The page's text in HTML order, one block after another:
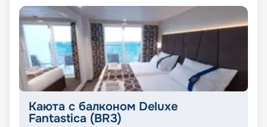
Каюта с балконом Deluxe
Fantastica (BR3)